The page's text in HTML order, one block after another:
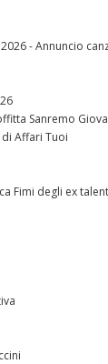
- Annuncio
Sanremo
Affari Tuoi
Fimi degli ex